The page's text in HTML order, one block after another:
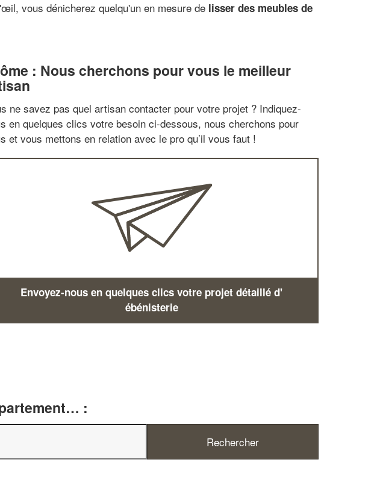
vous dénicherez quelqu'un en mesure de lisser des meubles de
: Nous cherchons pour vous le meilleur
ne savez pas quel artisan contacter pour votre projet ? Indiquez-
en quelques clics votre besoin ci-dessous, nous cherchons pour
et vous mettons en relation avec le pro qu’il vous faut !
Envoyez-nous en quelques clics votre projet détaillé d'
ébénisterie
: